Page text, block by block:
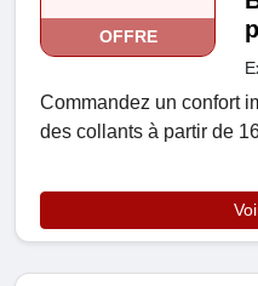
OFFRE
Commandez un confort
des collants à partir de